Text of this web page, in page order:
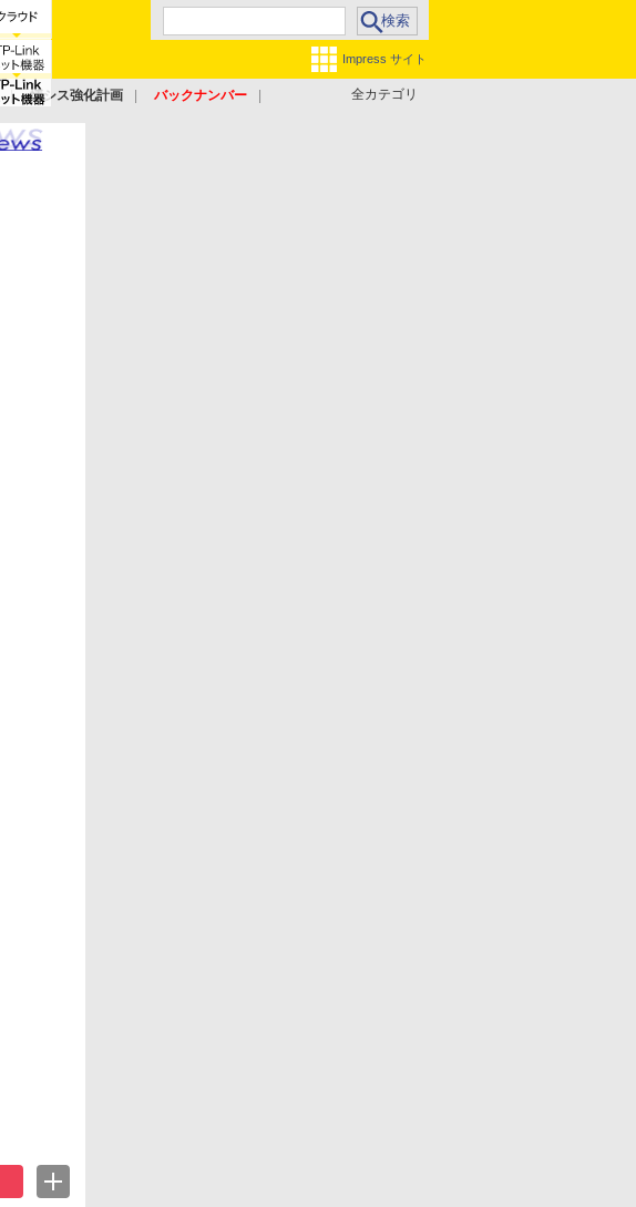
Impress サイト
全カテゴリ
情シス強化計画
バックナンバー